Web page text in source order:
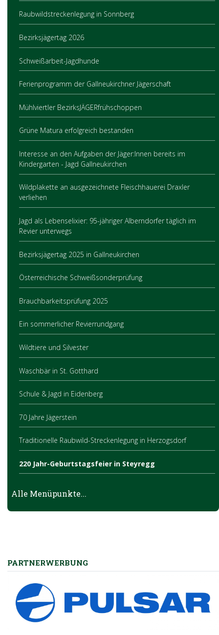
Raubwildstreckenlegung in Sonnberg
Bezirksjägertag 2026
Schweißarbeit-Jagdhunde
Ferienprogramm der Gallneukirchner Jägerschaft
Mühlviertler BezirksJÄGERfrühschoppen
Grüne Matura erfolgreich bestanden
Interesse an den Aufgaben der Jäger:Innen bereits im
Kindergarten - Jagd Gallneukirchen
Wildplakette an ausgezeichnete Fleischhauerei Draxler
verliehen
Jagd als Lebenselixier: 95-jähriger Alberndorfer täglich im
Revier unterwegs
Bezirksjägertag 2025 in Gallneukirchen
Österreichische Schweißsonderprüfung
Brauchbarkeitsprüfung 2025
Ein sommerlicher Revierrundgang
Wildtiere und Silvester
Waschbär in St. Gotthard
Schule & Jagd in Eidenberg
70 Jahre Jägerstein
Traditionelle Raubwild-Streckenlegung in Herzogsdorf
220 Jahr-Geburtstagsfeier in Steyregg
Jagd im Dialog – Landesrätin Michaela Langer-Weninger traf
Frühlingserwachen in der Natur
Jungwildrettung zur Mähzeit
Kundenzone – die neue Förderplattform des OÖ
Landesjagdverbandes
Alle Menüpunkte...
PARTNERWERBUNG